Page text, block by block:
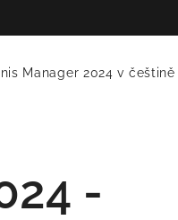
Manager 2024 v češtině
-